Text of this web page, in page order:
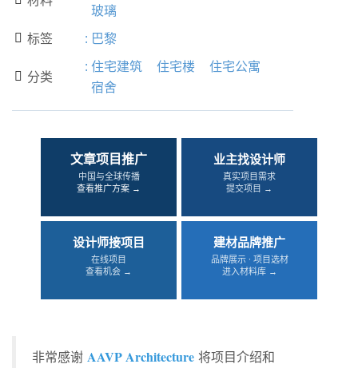
玻璃
 标签 : 巴黎
 分类
: 住宅建筑 住宅楼
住宅公寓
宿舍
文章项目推广
中国与全球传播
查看推广方案 →
业主找设计师
真实项目需求
提交项目 →
设计师接项目
在线项目
查看机会 →
建材品牌推广
品牌展示 · 项目选材
进入材料库 →
非常感谢 AAVP Architecture 将项目介绍和